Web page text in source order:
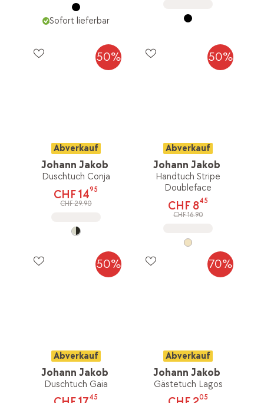
Sofort lieferbar
50%
Abverkauf
Johann Jakob
Duschtuch Conja
CHF 1495
CHF 29.90
50%
Abverkauf
Johann Jakob
Handtuch Stripe
Doubleface
CHF 845
CHF 16.90
50%
Abverkauf
Johann Jakob
Duschtuch Gaia
45
70%
Abverkauf
Johann Jakob
Gästetuch Lagos
05